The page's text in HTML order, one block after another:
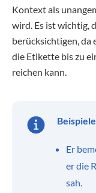
Kontext als
wird. Es ist wichtig,
berücksichtigen, da
die Etikette bis zu
reichen kann.
Beispiele
Er
er die
sah.